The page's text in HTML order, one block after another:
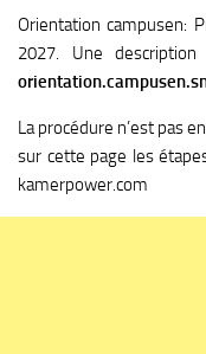
Orientation campusen:
2027. Une
La procédure n’est pas
sur cette page les
kamerpower.com